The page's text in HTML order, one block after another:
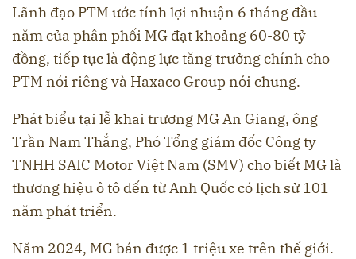
Lãnh đạo PTM ước tính lợi nhuận 6 tháng đầu
năm của phân phối MG đạt khoảng 60-80 tỷ
đồng, tiếp tục là động lực tăng trưởng chính cho
PTM nói riêng và Haxaco Group nói chung.
Phát biểu tại lễ khai trương MG An Giang, ông
Trần Nam Thắng, Phó Tổng giám đốc Công ty
TNHH SAIC Motor Việt Nam (SMV) cho biết MG là
thương hiệu ô tô đến từ Anh Quốc có lịch sử 101
năm phát triển.
Năm 2024, MG bán được 1 triệu xe trên thế giới.